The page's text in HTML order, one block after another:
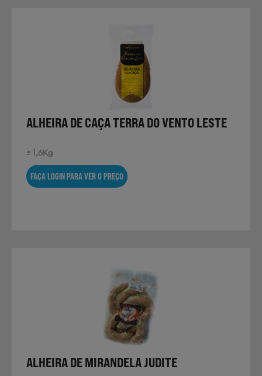
Laticínios, Ovos e Derivados
Mercearia
Padaria e Pastelaria
Bebidas e Garrafeira
Produtos Vegetarianos
Sobremesas
ALHEIRA DE CAÇA TERRA DO VENTO LESTE
± 1,6Kg
FAÇA LOGIN PARA VER O PREÇO
ALHEIRA DE MIRANDELA JUDITE